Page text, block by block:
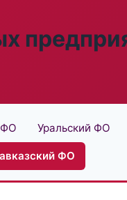
ФО Уральский ФО
ФО